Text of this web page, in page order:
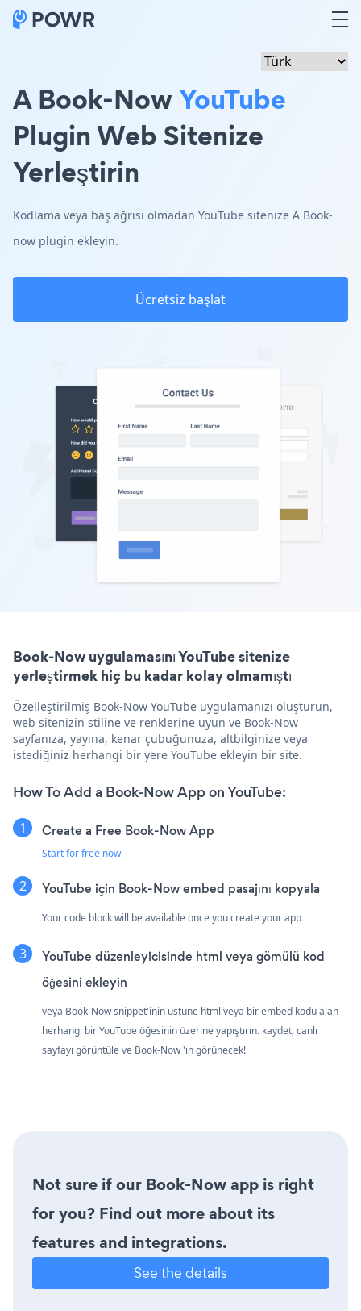
A Book-NowYouTube
Plugin Web Sitenize
Yerleştirin
Kodlama veya baş ağrısı olmadan YouTube sitenize A Book-
now plugin ekleyin.
Ücretsiz başlat
Book-Now uygulamasını YouTube sitenize
yerleştirmek hiç bu kadar kolay olmamıştı
Özelleştirilmiş Book-Now YouTube uygulamanızı oluşturun,
web sitenizin stiline ve renklerine uyun ve Book-Now
sayfanıza, yayına, kenar çubuğunuza, altbilginize veya
istediğiniz herhangi bir yere YouTube ekleyin bir site.
How To Add a Book-Now App on YouTube:
Create a Free Book-Now App
Start for free now
YouTube için Book-Now embed pasajını kopyala
Your code block will be available once you create your app
YouTube düzenleyicisinde html veya gömülü kod
öğesini ekleyin
veya Book-Now snippet'inin üstüne html veya bir embed kodu alan
herhangi bir YouTube öğesinin üzerine yapıştırın. kaydet, canlı
sayfayı görüntüle ve Book-Now 'in görünecek!
Not sure if our Book-Now app is right
for you? Find out more about its
features and integrations.
See the details